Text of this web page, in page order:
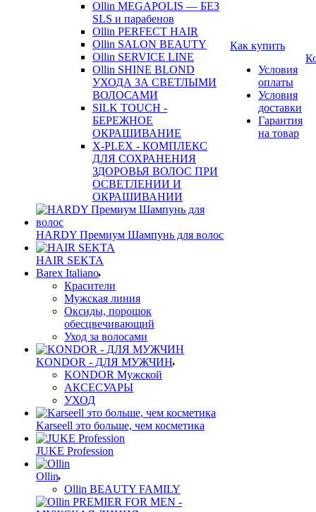
Ollin MEGAPOLIS — БЕЗ
SLS и парабенов
Ollin PERFECT HAIR
Ollin SALON BEAUTY
Ollin SERVICE LINE
Ollin SHINE BLOND
УХОДА ЗА СВЕТЛЫМИ
ВОЛОСАМИ
SILK TOUCH -
БЕРЕЖНОЕ
ОКРАШИВАНИЕ
X-PLEX - КОМПЛЕКС
ДЛЯ СОХРАНЕНИЯ
ЗДОРОВЬЯ ВОЛОС ПРИ
ОСВЕТЛЕНИИ И
ОКРАШИВАНИИ
HARDY Премиум Шампунь для волос
HAIR SEKTA
Barex Italiano
Красители
Мужская линия
Оксиды, порошок
обесцвечивающий
Уход за волосами
KONDOR - ДЛЯ МУЖЧИН
KONDOR Мужской
АКСЕСУАРЫ
УХОД
Karseell это больше, чем косметика
JUKE Profession
Ollin
Ollin BEAUTY FAMILY
Как купить
Условия
оплаты
Условия
доставки
Гарантия
на товар